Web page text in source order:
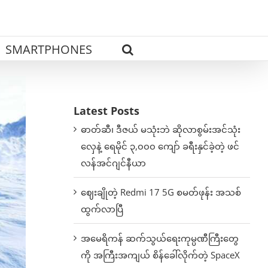
SMARTPHONES
Latest Posts
ဓာတ်ဆီ၊ ဒီဇယ် မသုံးဘဲ ဆိုလာစွမ်းအင်သုံး
လှေနဲ့ ရေမိုင် ၃,၀၀၀ ကျော် ခရီးနှင်ခဲ့တဲ့ ဖင်
လန်အင်ဂျင်နီယာ
ဈေးချိုတဲ့ Redmi 17 5G စမတ်ဖုန်း အသစ်
ထွက်လာပြီ
အမေရိကန် ဆက်သွယ်ရေးကုမ္ပဏီကြီးတွေ
ကို အကြီးအကျယ် စိန်ခေါ်လိုက်တဲ့ SpaceX